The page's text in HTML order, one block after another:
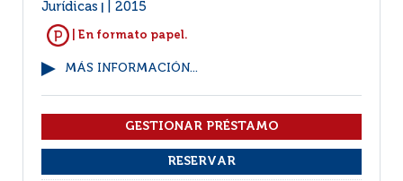
Jurídicas
2015
| En formato papel.
MÁS INFORMACIÓN...